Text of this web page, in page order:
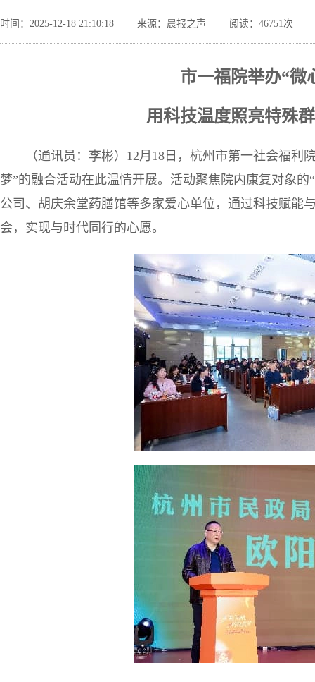
时间：2025-12-18 21:10:18 来源：晨报之声 阅读：46751次
市一福院举办“微
用科技温度照亮特殊
（通讯员：李彬）12月18日，杭州市第一社会福
梦”的融合活动在此温情开展。活动聚焦院内康复对象
公司、胡庆余堂药膳馆等多家爱心单位，通过科技赋能
会，实现与时代同行的心愿。